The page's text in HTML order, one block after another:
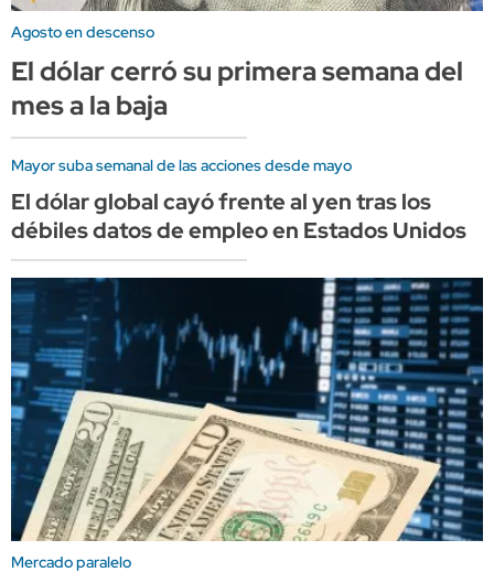
Agosto en descenso
El dólar cerró su primera semana del
mes a la baja
Mayor suba semanal de las acciones desde mayo
El dólar global cayó frente al yen tras los
débiles datos de empleo en Estados Unidos
Mercado paralelo